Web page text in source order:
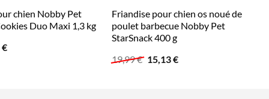
chien Nobby Pet
Duo Maxi 1,3 kg
€Le
Friandise pour chien os noué de
poulet barbecue Nobby Pet
StarSnack 400 g
19,99€ Le
prix
15,13€Le